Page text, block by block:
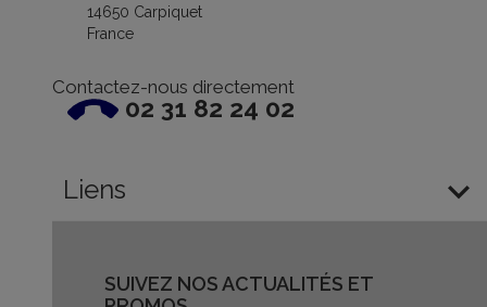
14650 Carpiquet
France
Contactez-nous directement
02 31 82 24 02
Liens 
SUIVEZ NOS ACTUALITÉS ET